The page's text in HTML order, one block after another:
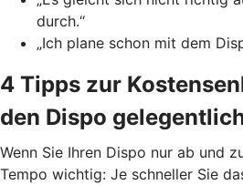
durch.“
„Ich plane schon mit dem
4 Tipps zur
den Dispo
Wenn Sie Ihren Dispo nur ab und
Tempo wichtig: Je schneller Sie